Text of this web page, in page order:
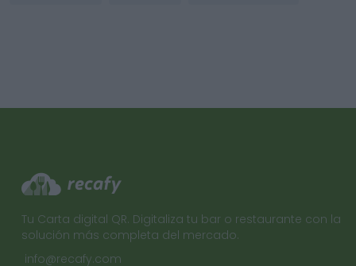
Tu Carta digital QR. Digitaliza tu bar o restaurante con la
solución más completa del mercado.
info@recafy.com